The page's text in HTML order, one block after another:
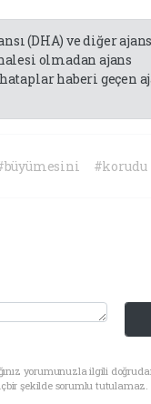
(DHA) ve diğer
olmadan ajans
haberi geçen
#korudu
yorumunuzla ilgili
şekilde sorumlu tutulamaz.